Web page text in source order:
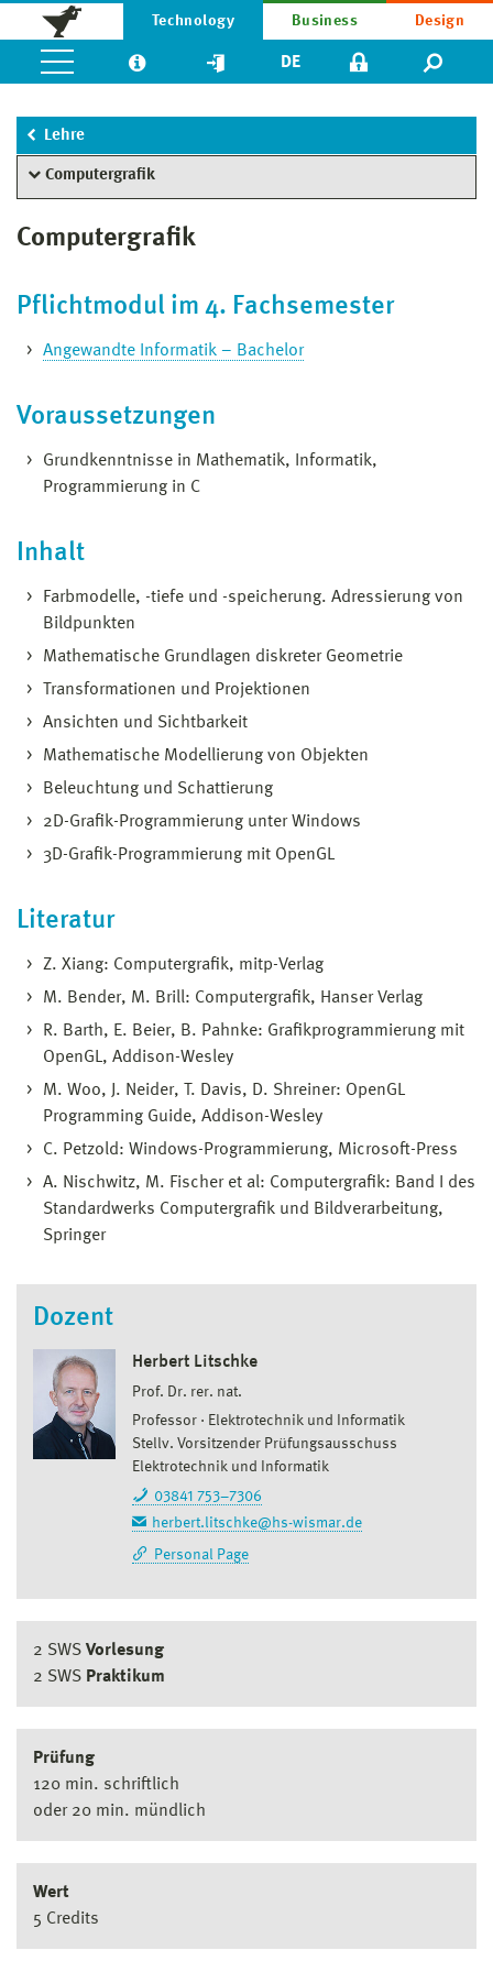
Technology Business Design
DE
Lehre
Computergrafik
Computergrafik
Pflichtmodul im 4. Fachsemester
Angewandte Informatik – Bachelor
Voraussetzungen
Grundkenntnisse in Mathematik, Informatik,
Programmierung in C
Inhalt
Farbmodelle, -tiefe und -speicherung. Adressierung von
Bildpunkten
Mathematische Grundlagen diskreter Geometrie
Transformationen und Projektionen
Ansichten und Sichtbarkeit
Mathematische Modellierung von Objekten
Beleuchtung und Schattierung
2D-Grafik-Programmierung unter Windows
3D-Grafik-Programmierung mit OpenGL
Literatur
Z. Xiang: Computergrafik, mitp-Verlag
M. Bender, M. Brill: Computergrafik, Hanser Verlag
R. Barth, E. Beier, B. Pahnke: Grafikprogrammierung mit
OpenGL, Addison-Wesley
M. Woo, J. Neider, T. Davis, D. Shreiner: OpenGL
Programming Guide, Addison-Wesley
C. Petzold: Windows-Programmierung, Microsoft-Press
A. Nischwitz, M. Fischer et al: Computergrafik: Band I des
Standardwerks Computergrafik und Bildverarbeitung,
Springer
Dozent
Herbert Litschke
Prof. Dr. rer. nat.
Professor
Elektrotechnik und Informatik
Stellv. Vorsitzender Prüfungsausschuss
Elektrotechnik und Informatik
03841 753–7306
herbert.litschke@hs-wismar.de
Personal Page
2 SWS Vorlesung
2 SWS Praktikum
Prüfung
120 min. schriftlich
oder 20 min. mündlich
Wert
5 Credits